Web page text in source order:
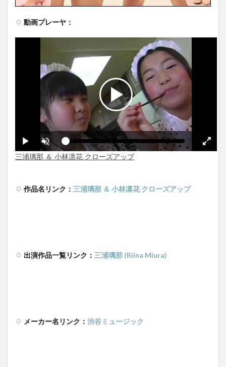
動画プレーヤ：
作品名リンク： 三浦璃那 ＆ 小林凛花 クローズアップ
出演作品一覧リンク： 三浦璃那 (Riina Miura)
メーカー名リンク： 渋谷ミュージック